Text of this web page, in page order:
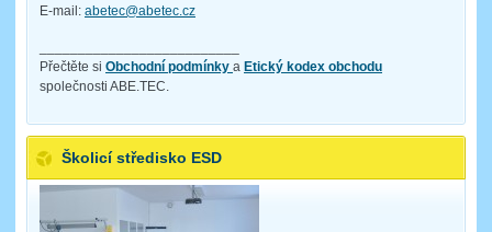
E-mail: abetec@abetec.cz
Přečtěte si Obchodní podmínky a Etický kodex obchodu
společnosti ABE.TEC.
Školicí středisko ESD